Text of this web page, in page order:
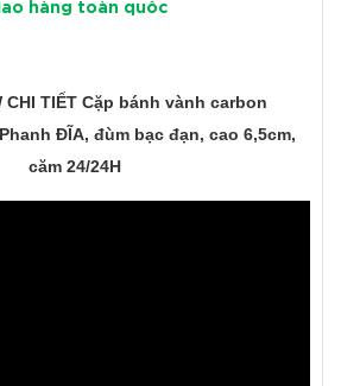
hàng toàn quốc
CHI TIẾT Cặp bánh vành carbon
Phanh ĐĨA, đùm bạc đạn, cao 6,5cm,
căm 24/24H